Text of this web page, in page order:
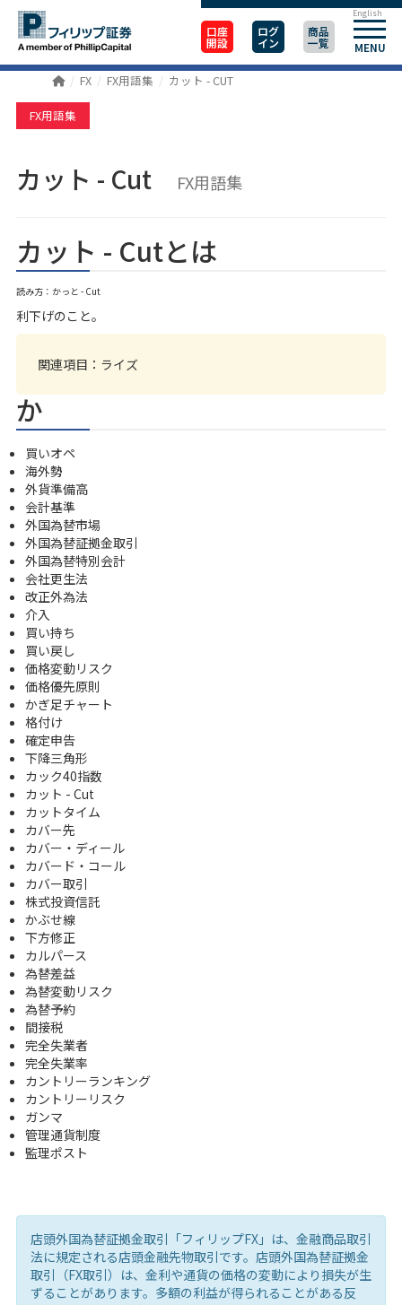
口座
開設
ログ
イン
商品
一覧 MENU
English
FX FX用語集 カット - CUT
FX用語集
カット - Cut FX用語集
カット - Cutとは
読み方：かっと - Cut
利下げのこと。
関連項目： ライズ
か
買いオペ
海外勢
外貨準備高
会計基準
外国為替市場
外国為替証拠金取引
外国為替特別会計
会社更生法
改正外為法
介入
買い持ち
買い戻し
価格変動リスク
価格優先原則
かぎ足チャート
格付け
確定申告
下降三角形
カック40指数
カット - Cut
カットタイム
カバー先
カバー・ディール
カバード・コール
カバー取引
株式投資信託
かぶせ線
下方修正
カルパース
為替差益
為替変動リスク
為替予約
間接税
完全失業者
完全失業率
カントリーランキング
カントリーリスク
ガンマ
管理通貨制度
監理ポスト
店頭外国為替証拠金取引「フィリップFX」は、金融商品取引
法に規定される店頭金融先物取引です。店頭外国為替証拠金
取引（FX取引）は、金利や通貨の価格の変動により損失が生
ずることがあります。多額の利益が得られることがある反